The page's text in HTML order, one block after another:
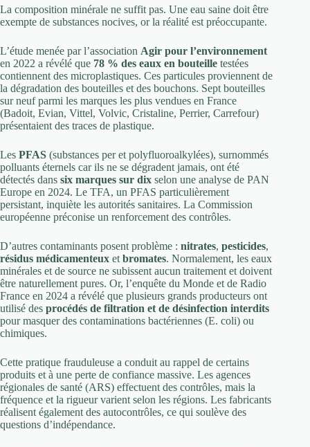
La composition minérale ne suffit pas. Une eau saine doit être
exempte de substances nocives, or la réalité est préoccupante.
L’étude menée par l’association Agir pour l’environnement
en 2022 a révélé que 78 % des eaux en bouteille testées
contiennent des microplastiques. Ces particules proviennent de
la dégradation des bouteilles et des bouchons. Sept bouteilles
sur neuf parmi les marques les plus vendues en France
(Badoit, Evian, Vittel, Volvic, Cristaline, Perrier, Carrefour)
présentaient des traces de plastique.
Les PFAS (substances per et polyfluoroalkylées), surnommés
polluants éternels car ils ne se dégradent jamais, ont été
détectés dans six marques sur dix selon une analyse de PAN
Europe en 2024. Le TFA, un PFAS particulièrement
persistant, inquiète les autorités sanitaires. La Commission
européenne préconise un renforcement des contrôles.
D’autres contaminants posent problème : nitrates, pesticides,
résidus médicamenteux et bromates. Normalement, les eaux
minérales et de source ne subissent aucun traitement et doivent
être naturellement pures. Or, l’enquête du Monde et de Radio
France en 2024 a révélé que plusieurs grands producteurs ont
utilisé des procédés de filtration et de désinfection interdits
pour masquer des contaminations bactériennes (E. coli) ou
chimiques.
Cette pratique frauduleuse a conduit au rappel de certains
produits et à une perte de confiance massive. Les agences
régionales de santé (ARS) effectuent des contrôles, mais la
fréquence et la rigueur varient selon les régions. Les fabricants
réalisent également des autocontrôles, ce qui soulève des
questions d’indépendance.